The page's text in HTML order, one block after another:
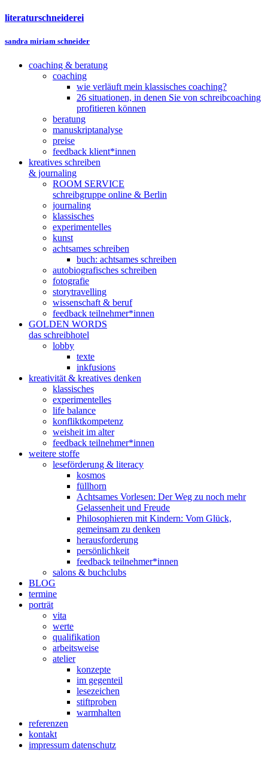
literaturschneiderei
sandra miriam schneider
coaching & beratung
coaching
wie verläuft mein klassisches coaching?
26 situationen, in denen Sie von schreibcoaching
profitieren können
beratung
manuskriptanalyse
preise
feedback klient*innen
kreatives schreiben
& journaling
ROOM SERVICE
schreibgruppe online & Berlin
journaling
klassisches
experimentelles
kunst
achtsames schreiben
buch: achtsames schreiben
autobiografisches schreiben
fotografie
storytravelling
wissenschaft & beruf
feedback teilnehmer*innen
GOLDEN WORDS
das schreibhotel
lobby
texte
inkfusions
kreativität & kreatives denken
klassisches
experimentelles
life balance
konfliktkompetenz
weisheit im alter
feedback teilnehmer*innen
weitere stoffe
leseförderung & literacy
kosmos
füllhorn
Achtsames Vorlesen: Der Weg zu noch mehr
Gelassenheit und Freude
Philosophieren mit Kindern: Vom Glück,
gemeinsam zu denken
herausforderung
persönlichkeit
feedback teilnehmer*innen
salons & buchclubs
BLOG
termine
porträt
vita
werte
qualifikation
arbeitsweise
atelier
konzepte
im gegenteil
lesezeichen
stiftproben
warmhalten
referenzen
kontakt
impressum datenschutz